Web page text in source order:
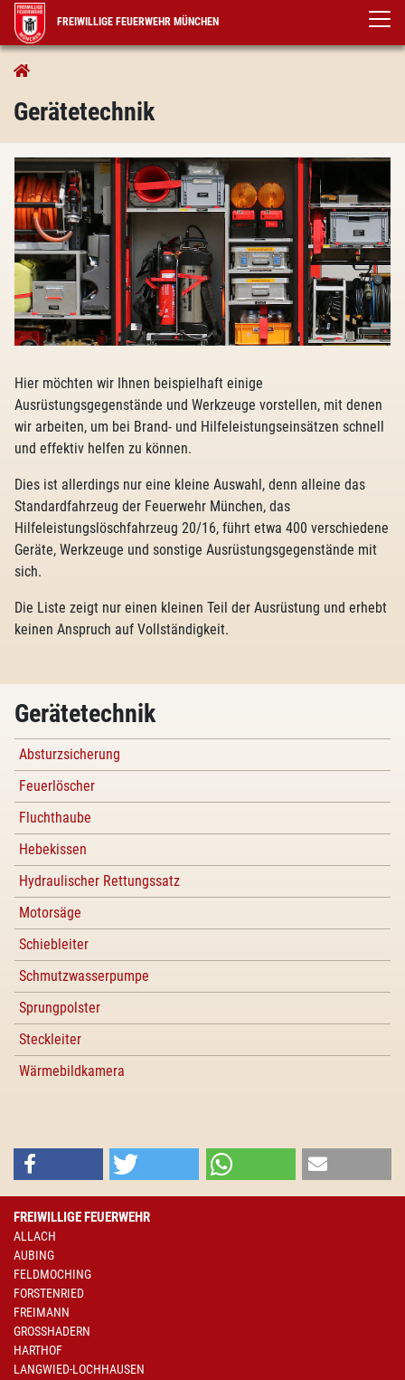
FREIWILLIGE FEUERWEHR MÜNCHEN
Gerätetechnik
Hier möchten wir Ihnen beispielhaft einige
Ausrüstungsgegenstände und Werkzeuge vorstellen, mit denen
wir arbeiten, um bei Brand- und Hilfeleistungseinsätzen schnell
und effektiv helfen zu können.
Dies ist allerdings nur eine kleine Auswahl, denn alleine das
Standardfahrzeug der Feuerwehr München, das
Hilfeleistungslöschfahrzeug 20/16, führt etwa 400 verschiedene
Geräte, Werkzeuge und sonstige Ausrüstungsgegenstände mit
sich.
Die Liste zeigt nur einen kleinen Teil der Ausrüstung und erhebt
keinen Anspruch auf Vollständigkeit.
Gerätetechnik
Absturzsicherung
Feuerlöscher
Fluchthaube
Hebekissen
Hydraulischer Rettungssatz
Motorsäge
Schiebleiter
Schmutzwasserpumpe
Sprungpolster
Steckleiter
Wärmebildkamera
FREIWILLIGE FEUERWEHR
ALLACH
AUBING
FELDMOCHING
FORSTENRIED
FREIMANN
GROSSHADERN
HARTHOF
LANGWIED-LOCHHAUSEN